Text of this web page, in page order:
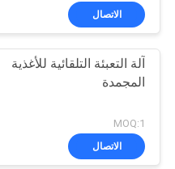
الاتصال
آلة التعبئة التلقائية للأغذية
المجمدة
MOQ:1
الاتصال